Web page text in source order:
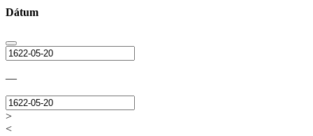
Dátum
—
>
<